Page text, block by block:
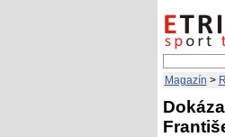
Magazín >